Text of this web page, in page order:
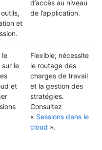
et
d’accès au niveau
de l’application.
le
le
et
Flexible; nécessite
le routage des
charges de travail
et la gestion des
stratégies.
Consultez
« Sessions dans le
cloud ».